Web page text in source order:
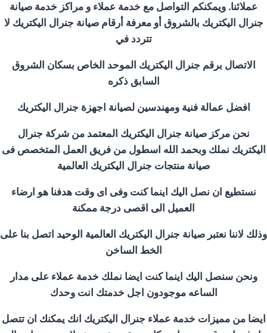
عملائنا. ويمكنكم التواصل مع خدمة عملاء و مراكز خدمة صيانة
جنرال اليكتريك بالشروق أو معرفة أرقام صيانة جنرال اليكتريك لا
تتردد في
الاتصال برقم جنرال اليكتريك الموحد الخاص بسكان الشروق
السابق ذكره
افضل عمالة فنية ومهندسين لصيانة اجهزة جنرال اليكتريك
نحن مركز صيانة جنرال اليكتريك المعتمد من شركة جنرال
اليكتريك نملك وبحمد الله اسطول من فريق العمل المتخصص فى
صيانة منتجات جنرال اليكتريك العالمية
نستطيع ان نصل اليك اينما كنت وفى اى وقت هدفنا هو ارضاء
العميل الى اقصى درجة ممكنة
وذلك لاننا نعتبر صيانة جنرال اليكتريك العالمية الوحيد اتصل بنا على
الخط الساخن
ونحن سنصل اليك اينما كنت ايضا نملك خدمة عملاء على مدار
الساعه موجودون اجل خدمتك انت وحدك
ايضا من مميزات خدمة عملاء جنرال اليكتريك انك يمكنك ان تتصل